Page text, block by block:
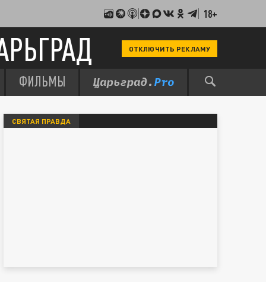
18+
ОТКЛЮЧИТЬ РЕКЛАМУ
ФИЛЬМЫ
СВЯТАЯ ПРАВДА